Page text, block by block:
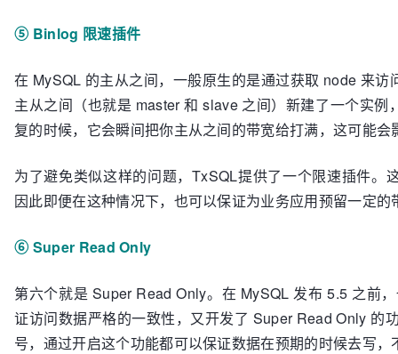
⑤ Binlog 限速插件
在 MySQL 的主从之间，一般原生的是通过获取 node 来
主从之间（也就是 master 和 slave 之间）新建了一个实
复的时候，它会瞬间把你主从之间的带宽给打满，这可能
为了避免类似这样的问题，TxSQL提供了一个限速插件。
因此即便在这种情况下，也可以保证为业务应用预留一定的
⑥ Super Read Only
第六个就是 Super Read Only。在 MySQL 发布 5.5 之前
证访问数据严格的一致性，又开发了 Super Read Only 的
号，通过开启这个功能都可以保证数据在预期的时候去写